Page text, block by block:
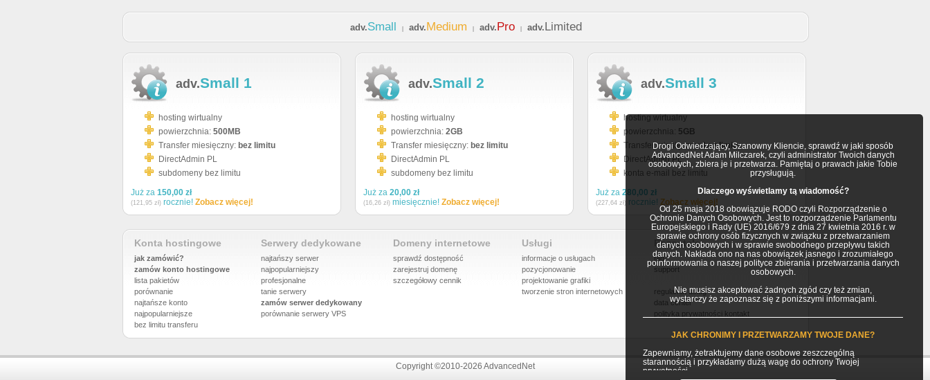
Drogi Odwiedzający, Szanowny Kliencie, sprawdź w jaki sposób
AdvancedNet Adam Milczarek, czyli administrator Twoich danych
osobowych, zbiera je i przetwarza. Pamiętaj o prawach jakie Tobie
przysługują.
Dlaczego wyświetlamy tą wiadomość?
Od 25 maja 2018 obowiązuje RODO czyli Rozporządzenie o
Ochronie Danych Osobowych. Jest to rozporządzenie Parlamentu
Europejskiego i Rady (UE) 2016/679 z dnia 27 kwietnia 2016 r. w
sprawie ochrony osób fizycznych w związku z przetwarzaniem
danych osobowych i w sprawie swobodnego przepływu takich
danych. Nakłada ono na nas obowiązek jasnego i zrozumiałego
poinformowania o naszej polityce zbierania i przetwarzania danych
osobowych.
Nie musisz akceptować żadnych zgód czy też zmian,
wystarczy że zapoznasz się z poniższymi informacjami.
JAK CHRONIMY I PRZETWARZAMY TWOJE DANE?
Zapewniamy, żetraktujemy dane osobowe zeszczególną
starannością i przykładamy dużą wagę do ochrony Twojej
prywatności.
adv.Small adv.Medium adv.Pro adv.Limited
adv.Small 1
hosting wirtualny
powierzchnia: 500MB
Transfer miesięczny: bez limitu
DirectAdmin PL
subdomeny bez limitu
Już za 150,00 zł
(121,95 zł) rocznie! Zobacz więcej!
adv.Small 2
hosting wirtualny
powierzchnia: 2GB
Transfer miesięczny: bez limitu
DirectAdmin PL
subdomeny bez limitu
Już za 20,00 zł
(16,26 zł) miesięcznie! Zobacz więcej!
adv.Small 3
hosting wirtualny
powierzchnia: 5GB
Transfer miesięczny:bez limitu
DirectAdmin PL
konta e-mail bez limitu
Już za 280,00 zł
(227,64 zł) rocznie! Zobacz więcej!
Konta hostingowe
jak zamówić?
zamów konto hostingowe
lista pakietów
porównanie
najtańsze konto
najpopularniejsze
bez limitu transferu
Serwery dedykowane
najtańszy serwer
najpopularniejszy
profesjonalne
tanie serwery
zamów serwer dedykowany
porównanie serwery VPS
Domeny internetowe
sprawdź dostępność
zarejestruj domenę
szczegółowy cennik
Usługi
informacje o usługach
pozycjonowanie
projektowanie grafiki
tworzenie stron internetowych
Pozostałe
faq
support
regulamin usług
data center
polityka prywatności kontakt
Copyright ©2010-2026 AdvancedNet